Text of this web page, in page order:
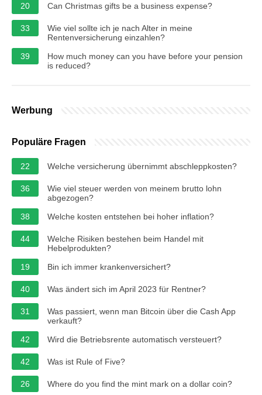
20 Can Christmas gifts be a business expense?
33
Wie viel sollte ich je nach Alter in meine
Rentenversicherung einzahlen?
39
How much money can you have before your pension
is reduced?
Werbung
Populäre Fragen
22 Welche versicherung übernimmt abschleppkosten?
36
Wie viel steuer werden von meinem brutto lohn
abgezogen?
38
Welche kosten entstehen bei hoher inflation?
44
Welche Risiken bestehen beim Handel mit
Hebelprodukten?
19
Bin ich immer krankenversichert?
40 Was ändert sich im April 2023 für Rentner?
31
Was passiert, wenn man Bitcoin über die Cash App
verkauft?
42
Wird die Betriebsrente automatisch versteuert?
42 Was ist Rule of Five?
26 Where do you find the mint mark on a dollar coin?